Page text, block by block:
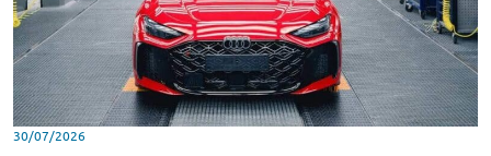
30/07/2026